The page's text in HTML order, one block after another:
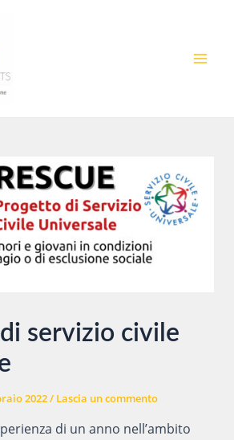
servizio civile
2022/ Lascia un commento
di un anno nell’ambito